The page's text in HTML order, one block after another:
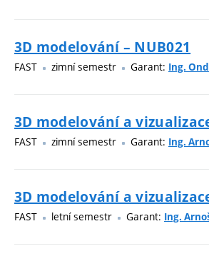
3D modelování – NUB021
FAST zimní semestr Garant: Ing.
3D modelování a
FAST zimní semestr Garant: Ing.
3D modelování a
FAST letní semestr Garant: Ing.